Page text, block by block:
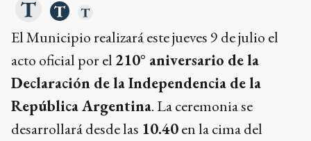
El Municipio realizará este jueves 9 de julio el
acto oficial por el 210° aniversario de la
Declaración de la Independencia de la
República Argentina. La ceremonia se
desarrollará desde las 10.40en la cima del